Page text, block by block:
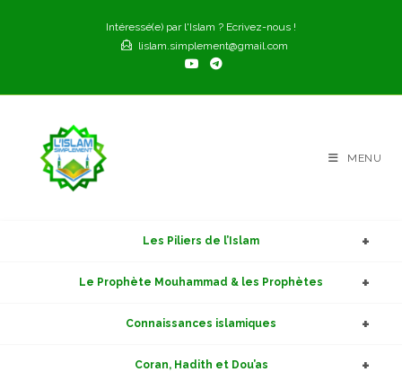
Intéressé(e) par l'Islam ? Ecrivez-nous !
lislam.simplement@gmail.com
MENU
Les Piliers de l’Islam
Le Prophète Mouhammad & les Prophètes
Connaissances islamiques
Coran, Hadith et Dou’as